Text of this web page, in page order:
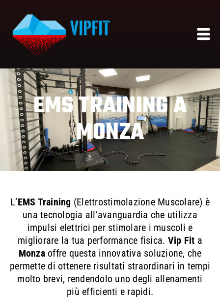
EMS TRAINING A
MONZA
L’EMS Training (Elettrostimolazione Muscolare) è
una tecnologia all’avanguardia che utilizza
impulsi elettrici per stimolare i muscoli e
migliorare la tua performance fisica. Vip Fit a
Monzaoffre questa innovativa soluzione, che
permette di ottenere risultati straordinari in tempi
molto brevi, rendendolo uno degli allenamenti
più efficienti e rapidi.